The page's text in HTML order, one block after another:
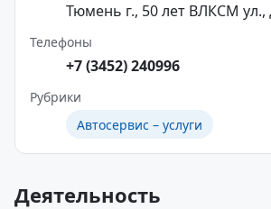
Тюмень г., 50 лет ВЛКСМ ул.,
Телефоны
+7 (3452) 240996
Рубрики
Автосервис – услуги
Деятельность